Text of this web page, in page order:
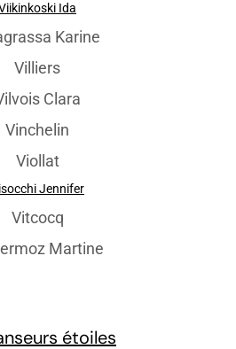
Ida
Karine
Villiers
Clara
Vinchelin
Viollat
Jennifer
Vitcocq
Martine
étoiles